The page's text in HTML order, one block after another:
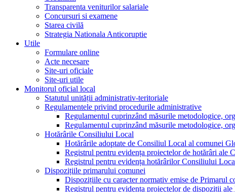
Transparenta veniturilor salariale
Concursuri si examene
Starea civilă
Strategia Nationala Anticoruptie
Utile
Formulare online
Acte necesare
Site-uri oficiale
Site-uri utile
Monitorul oficial local
Statutul unității administrativ-teritoriale
Regulamentele privind procedurile administrative
Regulamentul cuprinzând măsurile metodologice,
Regulamentul cuprinzând măsurile metodologice,
Hotărârile Consiliului Local
Hotărârile adoptate de Consiliul Local al comunei
Registrul pentru evidența proiectelor de hotărâri ale
Registrul pentru evidența hotărârilor Consiliului
Dispozițiile primarului comunei
Dispozițiile cu caracter normativ emise de Primarul
Registrul pentru evidența proiectelor de dispoziții ale